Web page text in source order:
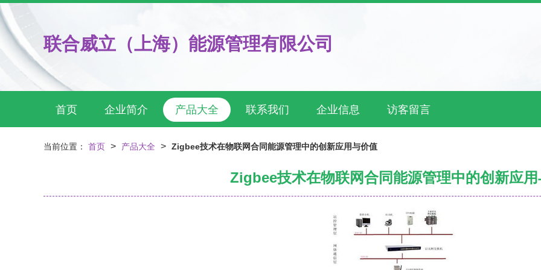
联合威立（上海）能源管理有限公司
首页 企业简介 产品大全 联系我们 企业信息 访客留言
当前位置： 首页 > 产品大全 > Zigbee技术在物联网合同能源管理中的创新应用与价值
Zigbee技术在物联网合同能源管理中的创新应